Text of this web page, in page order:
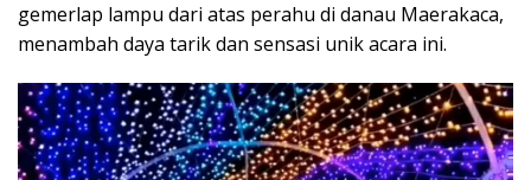
gemerlap lampu dari atas perahu di danau Maerakaca,
menambah daya tarik dan sensasi unik acara ini.